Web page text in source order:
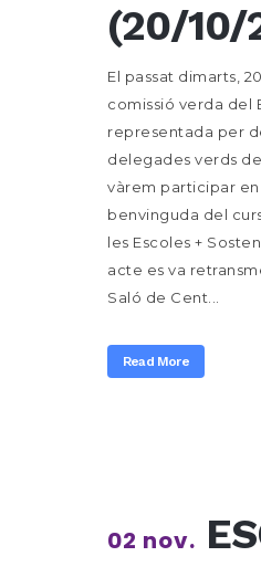
(20/10/
El passat dimarts,
comissió verda del
representada per
delegades verds de
vàrem participar
benvinguda del
les Escoles +
acte es va
Saló de Cent...
Read More
02 nov.